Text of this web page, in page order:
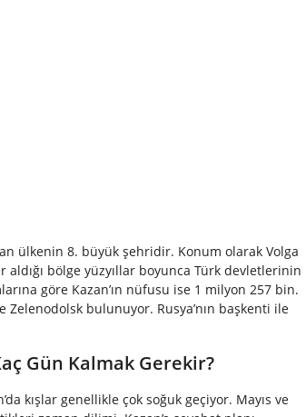
ülkenin 8. büyük şehridir. Konum olarak Volga
bölge yüzyıllar boyunca Türk devletlerinin
göre Kazan’ın nüfusu ise 1 milyon 257 bin.
Zelenodolsk bulunuyor. Rusya’nın başkenti ile
Gün Kalmak Gerekir?
kışlar genellikle çok soğuk geçiyor. Mayıs ve